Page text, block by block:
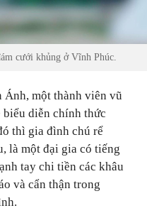
cưới khủng ở Vĩnh Phúc.
Ánh, một thành viên vũ
biểu diễn chính thức
thì gia đình chú rể
là một đại gia có tiếng
tay chi tiền các khâu
và cẩn thận trong